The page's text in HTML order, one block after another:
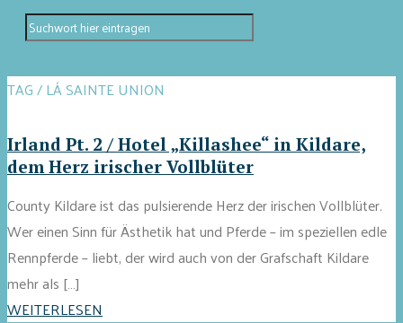
TAG / LÁ SAINTE UNION
Irland Pt. 2 / Hotel „Killashee“ in Kildare,
dem Herz irischer Vollblüter
County Kildare ist das pulsierende Herz der irischen Vollblüter.
Wer einen Sinn für Ästhetik hat und Pferde – im speziellen edle
Rennpferde – liebt, der wird auch von der Grafschaft Kildare
mehr als […]
WEITERLESEN